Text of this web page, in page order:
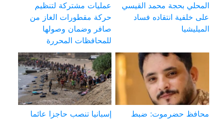
المحلي بحجة محمد القيسي
على خلفية انتقاده فساد
الميليشيا
عمليات مشتركة لتنظيم
حركة مقطورات الغاز من
صافر وضمان وصولها
للمحافظات المحررة
محافظ حضرموت: ضبط
إسبانيا تنصب حاجزا عائما